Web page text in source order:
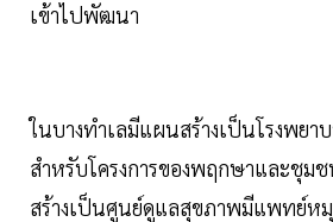
เข้าไปพัฒนา
ในบางทำเลมีแผนสร้างเป็นโรงพยา
สำหรับโครงการของพฤกษาและชุม
สร้างเป็นศูนย์ดูแลสุขภาพมีแพทย์หมุ